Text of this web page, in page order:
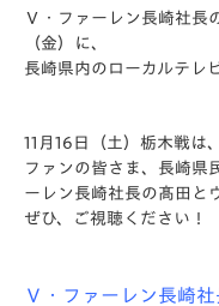
Ｖ・ファーレン長崎社長
（金）に、
長崎県内のローカルテレ
11月16日（土）栃木戦は
ファンの皆さま、長崎県
ーレン長崎社長の髙田と
ぜひ、ご視聴ください！
Ｖ・ファーレン長崎